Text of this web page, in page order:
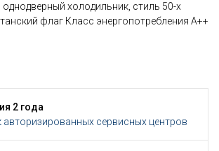
холодильник, стиль 50-х
флаг Класс энергопотребления А++
2 года
авторизированных сервисных центров